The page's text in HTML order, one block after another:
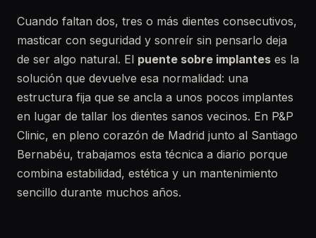
Cuando faltan dos, tres o más dientes consecutivos,
masticar con seguridad y sonreír sin pensarlo deja
de ser algo natural. El puente sobre implantes es la
solución que devuelve esa normalidad: una
estructura fija que se ancla a unos pocos implantes
en lugar de tallar los dientes sanos vecinos. En P&P
Clinic, en pleno corazón de Madrid junto al Santiago
Bernabéu, trabajamos esta técnica a diario porque
combina estabilidad, estética y un mantenimiento
sencillo durante muchos años.